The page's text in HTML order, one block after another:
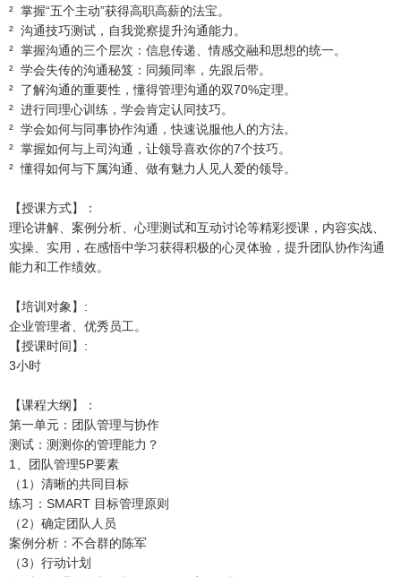
² 掌握“五个主动”获得高职高薪的法宝。
² 沟通技巧测试，自我觉察提升沟通能力。
² 掌握沟通的三个层次：信息传递、情感交融和思想的统一。
² 学会失传的沟通秘笈：同频同率，先跟后带。
² 了解沟通的重要性，懂得管理沟通的双70%定理。
² 进行同理心训练，学会肯定认同技巧。
² 学会如何与同事协作沟通，快速说服他人的方法。
² 掌握如何与上司沟通，让领导喜欢你的7个技巧。
² 懂得如何与下属沟通、做有魅力人见人爱的领导。
【授课方式】：
理论讲解、案例分析、心理测试和互动讨论等精彩授课，内容实战、
实操、实用，在感悟中学习获得积极的心灵体验，提升团队协作沟通
能力和工作绩效。
【培训对象】:
企业管理者、优秀员工。
【授课时间】:
3小时
【课程大纲】：
第一单元：团队管理与协作
测试：测测你的管理能力？
1、团队管理5P要素
（1）清晰的共同目标
练习：SMART 目标管理原则
（2）确定团队人员
案例分析：不合群的陈军
（3）行动计划